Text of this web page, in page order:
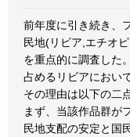
前年度に引き続き、
民地(リビア,エチオ
を重点的に調査した
占めるリビアにおい
その理由は以下の二
まず、当該作品群が
民地支配の安定と国